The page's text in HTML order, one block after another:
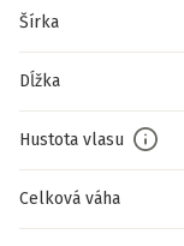
Šírka
Dĺžka
Hustota vlasu
Celková váha